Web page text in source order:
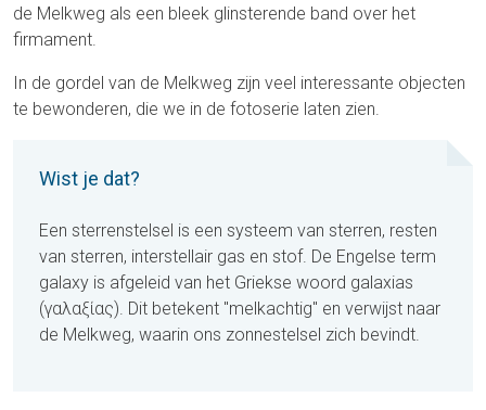
de Melkweg als een bleek glinsterende band over het
firmament.
In de gordel van de Melkweg zijn veel interessante objecten
te bewonderen, die we in de fotoserie laten zien.
Wist je dat?
Een sterrenstelsel is een systeem van sterren, resten
van sterren, interstellair gas en stof. De Engelse term
galaxy is afgeleid van het Griekse woord galaxias
(γαλαξίας). Dit betekent "melkachtig" en verwijst naar
de Melkweg, waarin ons zonnestelsel zich bevindt.